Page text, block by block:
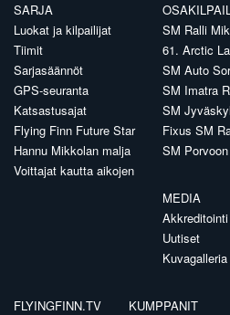
SARJA
Luokat ja kilpailijat
Tiimit
Sarjasäännöt
GPS-seuranta
Katsastusajat
Flying Finn Future Star
Hannu Mikkolan malja
Voittajat kautta aikojen
SM Ralli
61. Arctic
SM Auto
SM Imatra
SM
Fixus SM
SM
MEDIA
Akkreditointi
Uutiset
Kuvagalleria
FLYINGFINN.TV KUMPPANIT